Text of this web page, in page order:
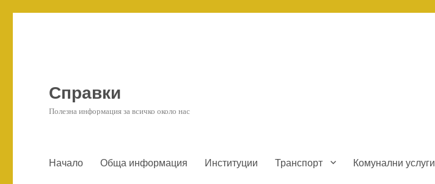
Справки
Полезна информация за всичко около нас
Начало Обща информация Институции Транспорт Комунални услуги